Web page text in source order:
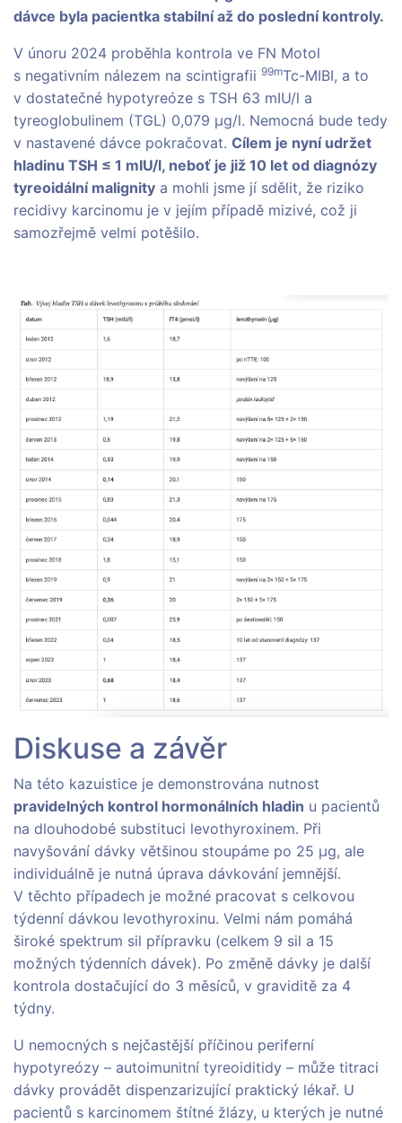
dávce byla pacientka stabilní až do poslední kontroly.
V únoru 2024 proběhla kontrola ve FN Motol
s negativním nálezem na scintigrafii 99mTc-MIBI, a to
v dostatečné hypotyreóze s TSH 63 mIU/l a
tyreoglobulinem (TGL) 0,079 µg/l. Nemocná bude tedy
v nastavené dávce pokračovat. Cílem je nyní udržet
hladinu TSH ≤ 1 mIU/l, neboť je již 10 let od diagnózy
tyreoidální malignity a mohli jsme jí sdělit, že riziko
recidivy karcinomu je v jejím případě mizivé, což ji
samozřejmě velmi potěšilo.
Diskuse a závěr
Na této kazuistice je demonstrována nutnost
pravidelných kontrol hormonálních hladin u pacientů
na dlouhodobé substituci levothyroxinem. Při
navyšování dávky většinou stoupáme po 25 µg, ale
individuálně je nutná úprava dávkování jemnější.
V těchto případech je možné pracovat s celkovou
týdenní dávkou levothyroxinu. Velmi nám pomáhá
široké spektrum sil přípravku (celkem 9 sil a 15
možných týdenních dávek). Po změně dávky je další
kontrola dostačující do 3 měsíců, v graviditě za 4
týdny.
U nemocných s nejčastější příčinou periferní
hypotyreózy – autoimunitní tyreoiditidy – může titraci
dávky provádět dispenzarizující praktický lékař. U
pacientů s karcinomem štítné žlázy, u kterých je nutné